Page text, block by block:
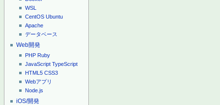
WSL
CentOS Ubuntu
Apache
データベース
Web開発
PHP Ruby
JavaScript TypeScript
HTML5 CSS3
Webアプリ
Node.js
iOS/開発